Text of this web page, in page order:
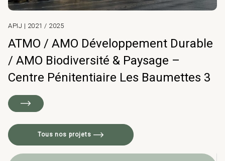
APIJ | 2021 / 2025
ATMO / AMO Développement Durable
/ AMO Biodiversité & Paysage –
Centre Pénitentiaire Les Baumettes 3
Tous nos projets